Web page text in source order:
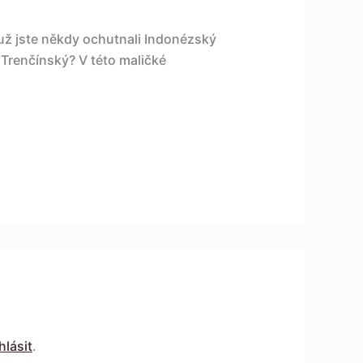
jste někdy ochutnali Indonézský
V této maličké
.